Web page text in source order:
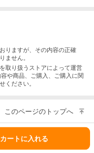
りますが、その内容の正確
ません。
を取り扱うストアによって運営
や商品、ご購入 、ご購入に関
ください。
このページのトップへ
カートに入れる